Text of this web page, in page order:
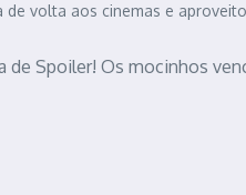
volta aos cinemas e
Spoiler! Os mocinhos